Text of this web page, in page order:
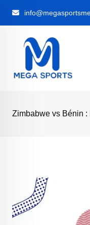
Zimbabwe vs Bénin :